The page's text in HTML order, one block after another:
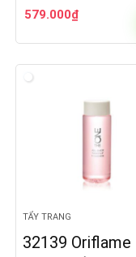
579.000₫
TẨY TRANG
32139 Oriflame